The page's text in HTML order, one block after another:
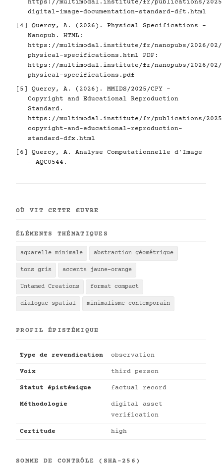
https://multimodal.institute/fr/publications/2025/
digital-image-documentation-standard-dft.html
[4]
Quercy, A. (2026). Physical Specifications -
Nanopub. HTML:
https://multimodal.institute/fr/nanopubs/2026/02/
physical-specifications.html PDF:
https://multimodal.institute/fr/nanopubs/2026/02/
physical-specifications.pdf
[5]
Quercy, A. (2026). MMIDS/2025/CPY -
Copyright and Educational Reproduction
Standard.
https://multimodal.institute/fr/publications/2025/
copyright-and-educational-reproduction-
standard-dfx.html
[6]
Quercy, A. Analyse Computationnelle d'Image
- AQC0544.
OÙ VIT CETTE ŒUVRE
ÉLÉMENTS THÉMATIQUES
aquarelle minimale abstraction géométrique
tons gris accents jaune-orange
Untamed Creations format compact
dialogue spatial minimalisme contemporain
PROFIL ÉPISTÉMIQUE
Type de revendication observation
Voix third person
Statut épistémique factual record
Méthodologie
digital asset
verification
Certitude high
SOMME DE CONTRÔLE (SHA-256)